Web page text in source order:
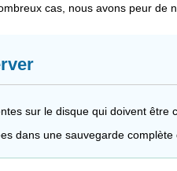
cas, nous avons peur de
sur le disque qui doivent
dans une sauvegarde